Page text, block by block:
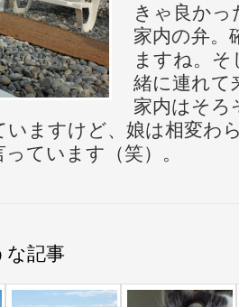
きゃ良かっ
家内の弁。
ますね。
緒に連れ
家内はそろ
いますけど、娘は相変わ
ています（笑）。
な記事